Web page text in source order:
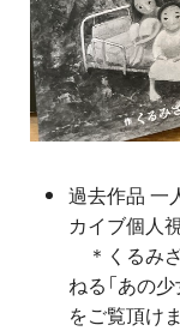
過去作品 一
カイブ個人
＊くるみ
ねる「あの
をご覧頂け